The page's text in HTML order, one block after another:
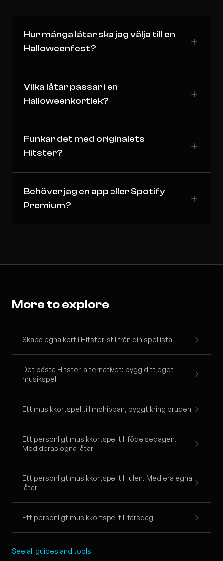
Hur många låtar ska jag välja till en
Halloweenfest?
Vilka låtar passar i en
Halloweenkortlek?
Funkar det med originalets
Hitster?
Behöver jag en app eller Spotify
Premium?
More to explore
Skapa egna kort i Hitster-stil från din spellista
Det bästa Hitster-alternativet: bygg ditt eget
musikspel
Ett musikkortspel till möhippan, byggt kring bruden
Ett personligt musikkortspel till födelsedagen.
Med deras egna låtar
Ett personligt musikkortspel till julen. Med era egna
låtar
Ett personligt musikkortspel till farsdag
See all guides and tools